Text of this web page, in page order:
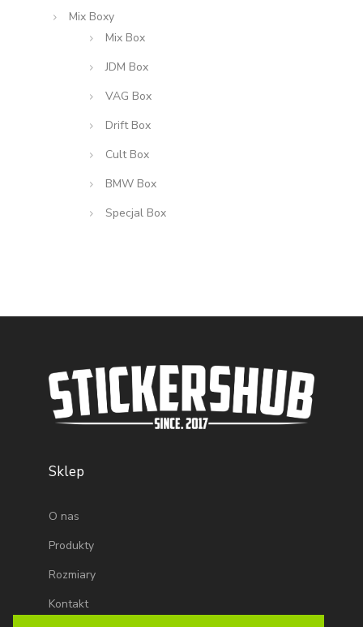
Mix Boxy
Mix Box
JDM Box
VAG Box
Drift Box
Cult Box
BMW Box
Specjal Box
Sklep
O nas
Produkty
Rozmiary
Kontakt